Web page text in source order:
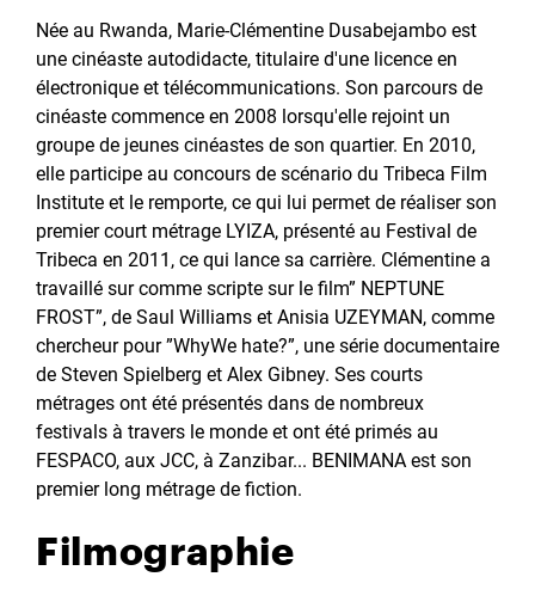
Née au Rwanda, Marie-Clémentine Dusabejambo est
une cinéaste autodidacte, titulaire d'une licence en
électronique et télécommunications. Son parcours de
cinéaste commence en 2008 lorsqu'elle rejoint un
groupe de jeunes cinéastes de son quartier. En 2010,
elle participe au concours de scénario du Tribeca Film
Institute et le remporte, ce qui lui permet de réaliser son
premier court métrage LYIZA, présenté au Festival de
Tribeca en 2011, ce qui lance sa carrière. Clémentine a
travaillé sur comme scripte sur le film” NEPTUNE
FROST”, de Saul Williams et Anisia UZEYMAN, comme
chercheur pour ”WhyWe hate?”, une série documentaire
de Steven Spielberg et Alex Gibney. Ses courts
métrages ont été présentés dans de nombreux
festivals à travers le monde et ont été primés au
FESPACO, aux JCC, à Zanzibar... BENIMANA est son
premier long métrage de fiction.
Filmographie